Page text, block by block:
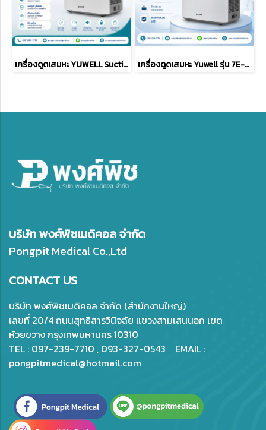
เครื่องดูดเสมหะ YUWELL Suction Unit รุ่น 7E-H1 เครื่องดูดเสมหะ Yuwell รุ่น 7E-G1 (มีแบตเตอรี่พกพาได้)
บริษัท พงศ์พิชเมดิคอล จำกัด
Pongpit Medical Co.,Ltd
CONTACT US
บริษัท พงศ์พิชเมดิคอล จำกัด (สำนักงานใหญ่)
เลขที่ 20/4 ถนนสุทธิสารวินิจฉัย แขวงสามเสนนอก เขต
ห้วยขวาง กรุงเทพมหานคร 10310
TEL : 097-239-7710 , 093-327-0543 EMAIL :
pongpitmedical@hotmail.com